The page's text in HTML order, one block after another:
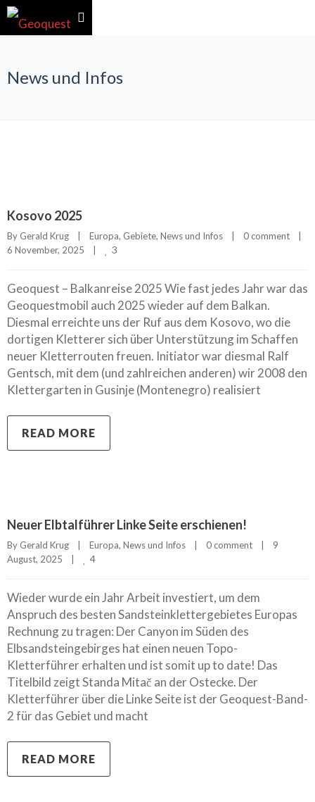
News und Infos
Kosovo 2025
By Gerald Krug Europa, Gebiete, News und Infos 0 comment
6 November, 2025
3
Geoquest – Balkanreise 2025 Wie fast jedes Jahr war das
Geoquestmobil auch 2025 wieder auf dem Balkan.
Diesmal erreichte uns der Ruf aus dem Kosovo, wo die
dortigen Kletterer sich über Unterstützung im Schaffen
neuer Kletterrouten freuen. Initiator war diesmal Ralf
Gentsch, mit dem (und zahlreichen anderen) wir 2008 den
Klettergarten in Gusinje (Montenegro) realisiert
READ MORE
Neuer Elbtalführer Linke Seite erschienen!
By Gerald Krug Europa, News und Infos 0 comment
9
August, 2025
4
Wieder wurde ein Jahr Arbeit investiert, um dem
Anspruch des besten Sandsteinklettergebietes Europas
Rechnung zu tragen: Der Canyon im Süden des
Elbsandsteingebirges hat einen neuen Topo-
Kletterführer erhalten und ist somit up to date! Das
Titelbild zeigt Standa Mitač an der Ostecke. Der
Kletterführer über die Linke Seite ist der Geoquest-Band-
2 für das Gebiet und macht
READ MORE